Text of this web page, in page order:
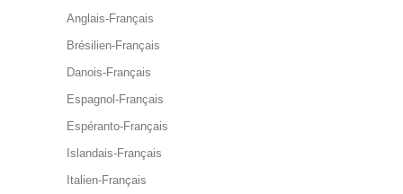
Anglais-Français
Brésilien-Français
Danois-Français
Espagnol-Français
Espéranto-Français
Islandais-Français
Italien-Français